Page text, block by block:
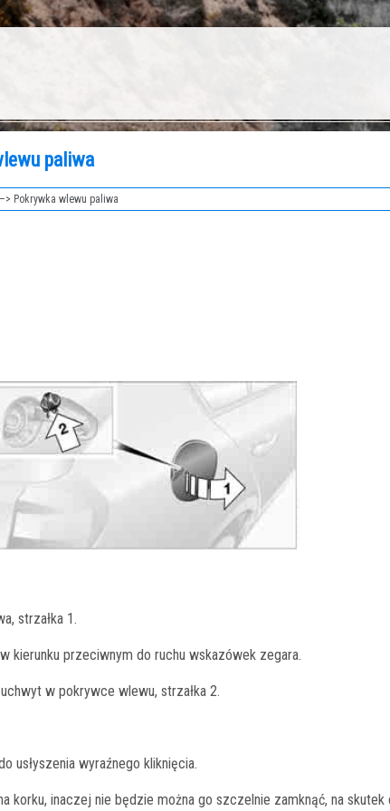
paliwa
–> Pokrywka wlewu paliwa
strzałka 1.
kierunku przeciwnym do ruchu wskazówek zegara.
w pokrywce wlewu, strzałka 2.
usłyszenia wyraźnego kliknięcia.
korku, inaczej nie będzie można go szczelnie zamknąć, na skutek